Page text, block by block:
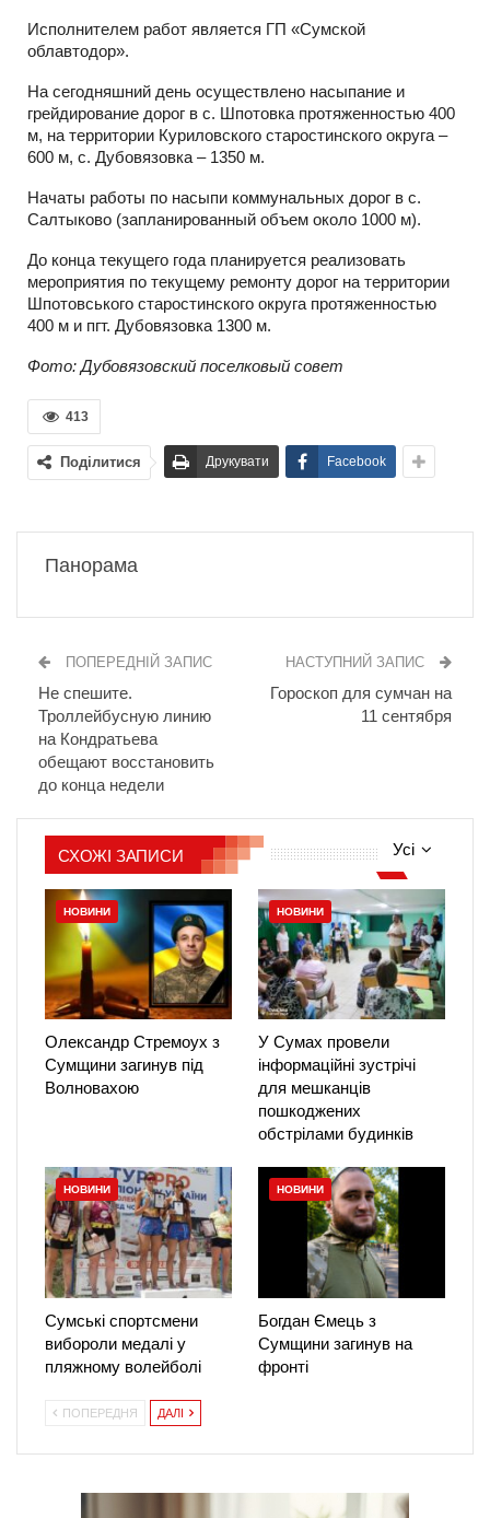
Исполнителем работ является ГП «Сумской
облавтодор».
На сегодняшний день осуществлено насыпание и
грейдирование дорог в с. Шпотовка протяженностью 400
м, на территории Куриловского старостинского округа –
600 м, с. Дубовязовка – 1350 м.
Начаты работы по насыпи коммунальных дорог в с.
Салтыково (запланированный объем около 1000 м).
До конца текущего года планируется реализовать
мероприятия по текущему ремонту дорог на территории
Шпотовського старостинского округа протяженностью
400 м и пгт. Дубовязовка 1300 м.
Фото: Дубовязовский поселковый совет
413
Поділитися Друкувати Facebook
Панорама
ПОПЕРЕДНІЙ ЗАПИС
Не спешите.
Троллейбусную линию
на Кондратьева
обещают восстановить
до конца недели
НАСТУПНИЙ ЗАПИС
Гороскоп для сумчан на
11 сентября
Усі
СХОЖІ ЗАПИСИ
НОВИНИ
Олександр Стремоух з
Сумщини загинув під
Волновахою
НОВИНИ
У Сумах провели
інформаційні зустрічі
для мешканців
пошкоджених
обстрілами будинків
НОВИНИ
Сумські спортсмени
вибороли медалі у
пляжному волейболі
НОВИНИ
Богдан Ємець з
Сумщини загинув на
фронті
ПОПЕРЕДНЯ ДАЛІ